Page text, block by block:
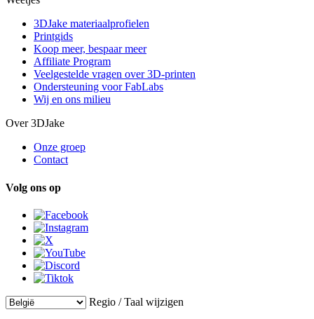
3DJake materiaalprofielen
Printgids
Koop meer, bespaar meer
Affiliate Program
Veelgestelde vragen over 3D-printen
Ondersteuning voor FabLabs
Wij en ons milieu
Over 3DJake
Onze groep
Contact
Volg ons op
Regio / Taal wijzigen